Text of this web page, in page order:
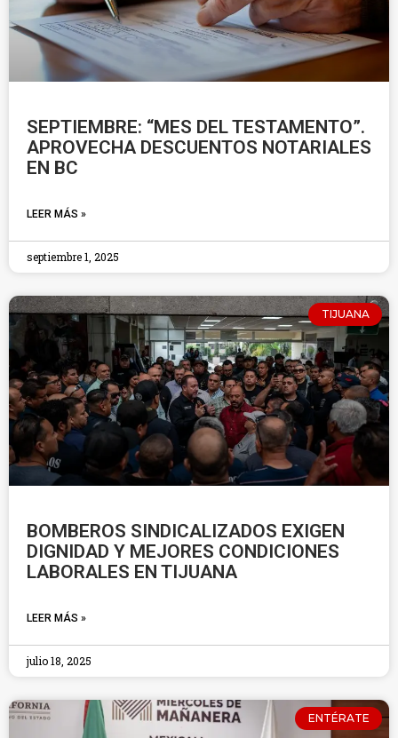
SEPTIEMBRE: “MES DEL TESTAMENTO”.
APROVECHA DESCUENTOS NOTARIALES
EN BC
LEER MÁS »
septiembre 1, 2025
TIJUANA
BOMBEROS SINDICALIZADOS EXIGEN
DIGNIDAD Y MEJORES CONDICIONES
LABORALES EN TIJUANA
LEER MÁS »
julio 18, 2025
ENTÉRATE